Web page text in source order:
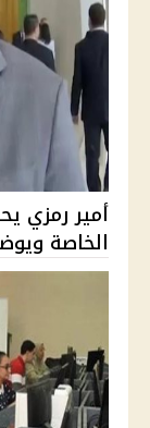
أمير رمزي
الخاصة